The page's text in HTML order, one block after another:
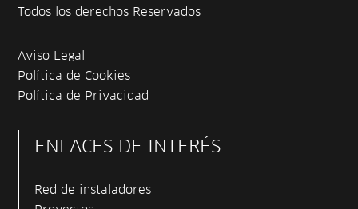
Todos los derechos Reservados
Aviso Legal
Política de Cookies
Política de Privacidad
ENLACES DE INTERÉS
Red de instaladores